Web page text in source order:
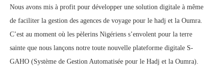
Nous avons mis à profit pour développer une solution digitale à même
de faciliter la gestion des agences de voyage pour le hadj et la Oumra.
C’est au moment où les pèlerins Nigériens s’envolent pour la terre
sainte que nous lançons notre toute nouvelle plateforme digitale S-
GAHO (Système de Gestion Automatisée pour le Hadj et la Oumra).